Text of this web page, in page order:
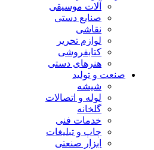
آلات موسیقی
صنایع دستی
نقاشی
لوازم تحریر
کتابفروشی
هنرهای دستی
صنعت و تولید
شیشه
لوله و اتصالات
گلخانه
خدمات فنی
چاپ و تبلیغات
ابزار صنعتی